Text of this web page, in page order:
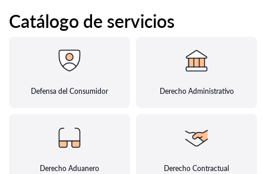
Catálogo de servicios
Defensa del Consumidor Derecho Administrativo
Derecho Aduanero Derecho Contractual